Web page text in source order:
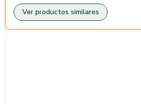
Ver productos similares